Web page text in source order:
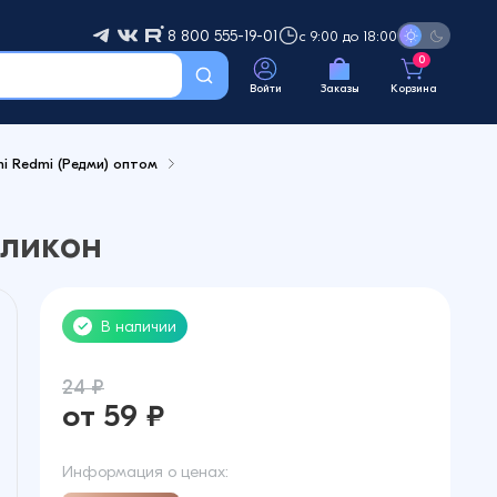
8 800 555-19-01 с 9:00 до 18:00
Войти Заказы
0
Корзина
Redmi (Редми) оптом
В наличии
24 ₽
от 59 ₽
Информация о ценах: